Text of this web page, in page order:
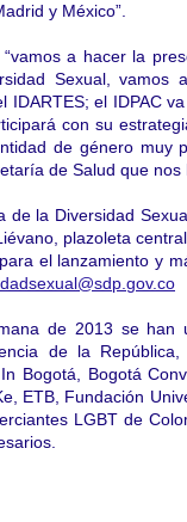
y México”.
a hacer la
Sexual,
IDARTES; el IDPAC
con su
de género muy
de Salud que
de la Diversidad
plazoleta
el lanzamiento y
de 2013 se han
de la
Bogotá, Bogotá
ETB, Fundación
LGBT de